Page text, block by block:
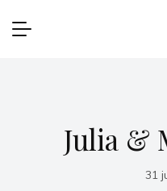
Julia &
31